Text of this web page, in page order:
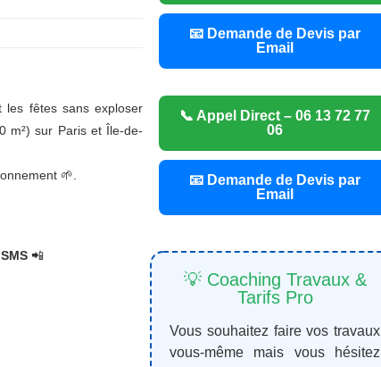
les fêtes sans exploser
m²) sur Paris et Île-de-
🌱.
📲
📧 Demande de Devis par
Email
📞 Appel Direct – 06 13 72 77
06
📧 Demande de Devis par
Email
💡 Coaching Travaux &
Tarifs Pro
Vous souhaitez faire vos travaux
vous-même mais vous hésitez